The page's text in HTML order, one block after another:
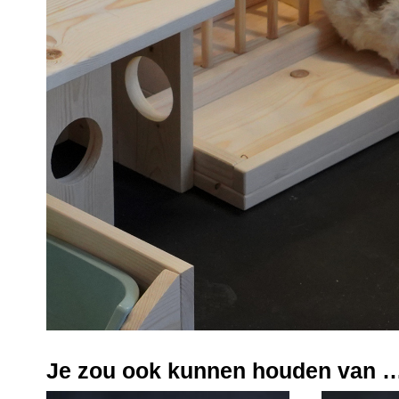
Je zou ook kunnen houden van